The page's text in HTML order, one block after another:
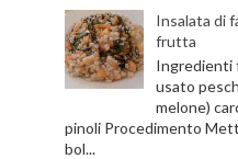
Insalata di
frutta
Ingredienti
usato
melone)
pinoli Procedimento
bol...